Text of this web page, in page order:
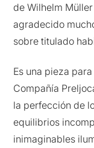
de Wilhelm
agradecido
sobre titulado
Es una pieza
Compañía
la perfección de
equilibrios
inimaginables